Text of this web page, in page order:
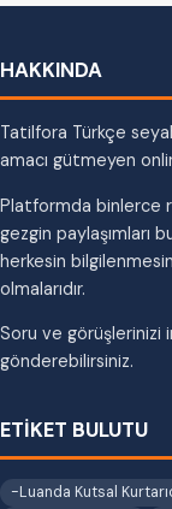
HAKKINDA
Tatilfora Türkçe
amacı gütmeyen
Platformda binlerce
gezgin paylaşımları
herkesin
olmalarıdır.
Soru ve görüşlerinizi
gönderebilirsiniz.
ETİKET BULUTU
-Luanda Kutsal